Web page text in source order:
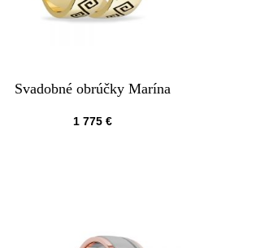
Svadobné obrúčky Marína
1 775 €